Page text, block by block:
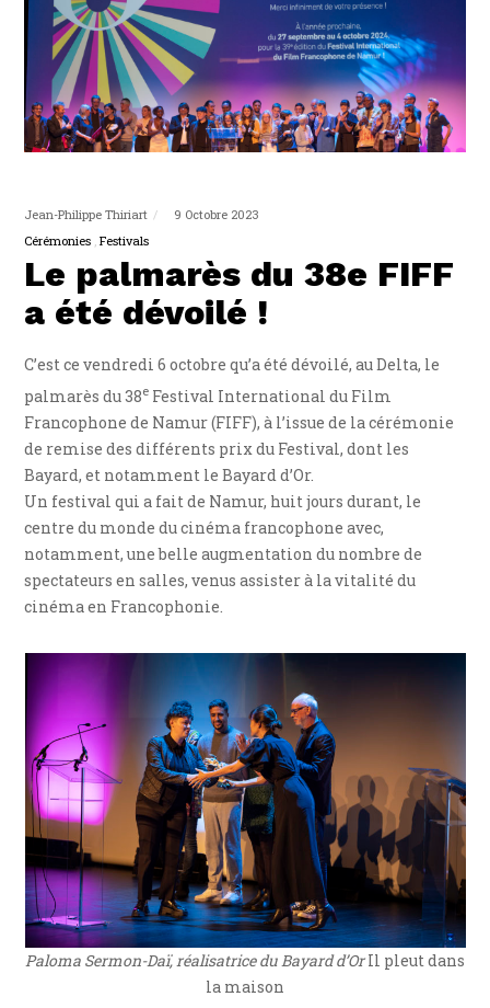
Jean-Philippe Thiriart
9 Octobre 2023
Cérémonies Festivals
Le palmarès du 38e FIFF
a été dévoilé !
C’est ce vendredi 6 octobre qu’a été dévoilé, au Delta, le
palmarès du 38e Festival International du Film
Francophone de Namur (FIFF), à l’issue de la cérémonie
de remise des différents prix du Festival, dont les
Bayard, et notamment le Bayard d’Or.
Un festival qui a fait de Namur, huit jours durant, le
centre du monde du cinéma francophone avec,
notamment, une belle augmentation du nombre de
spectateurs en salles, venus assister à la vitalité du
cinéma en Francophonie.
Paloma Sermon-Daï, réalisatrice du Bayard d’OrIl pleut dans
la maison